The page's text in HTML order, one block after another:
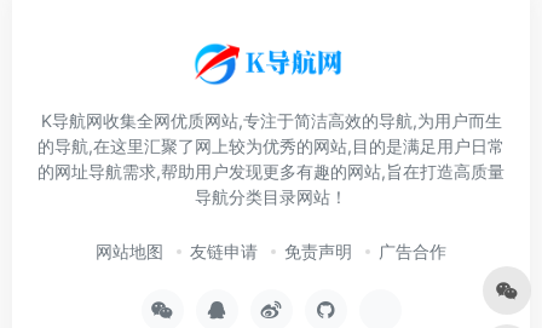
K导航网收集全网优质网站,专注于简洁高效的导航,为用户而生
的导航,在这里汇聚了网上较为优秀的网站,目的是满足用户日常
的网址导航需求,帮助用户发现更多有趣的网站,旨在打造高质量
导航分类目录网站！
网站地图 友链申请 免责声明 广告合作